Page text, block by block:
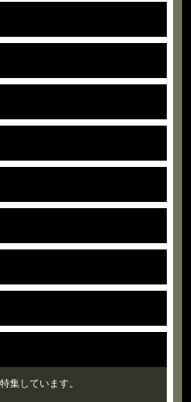
集しています。